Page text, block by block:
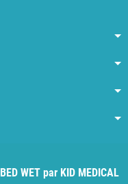
BED WET par KID MEDICAL